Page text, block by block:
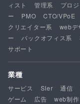
ィスト
管理系 プロ
ー
PMO CTO/VPoE
クリエイター系
webデ
ー
バックオフィス系
サポート
業種
サービス SIer 通信
ゲーム
広告 web制作